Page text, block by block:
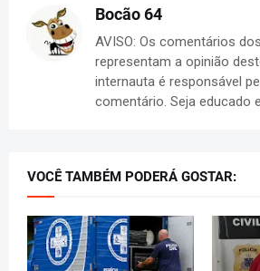
Bocão 64
AVISO: Os comentários
representam a opinião
internauta é responsável
comentário. Seja educado
VOCÊ TAMBÉM PODERÁ GOSTAR: